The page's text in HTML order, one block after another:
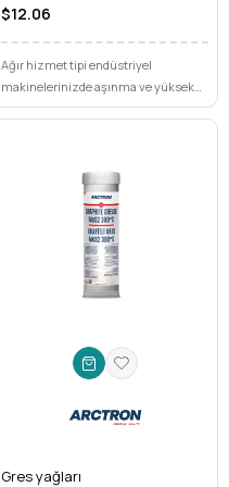
$12.06
Ağır hizmet tipi endüstriyel
makinelerinizde aşınma ve yüksek
sıcaklık sorunlarına kalıcı çözüm mü
ekipmanlarınızın ömrünü uzatın,
maksimum verimliliğe ulaşın.
Gres yağları